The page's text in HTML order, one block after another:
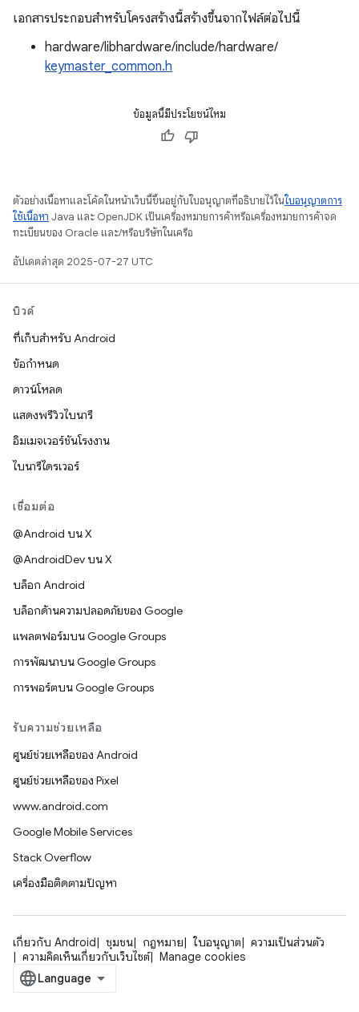
เอกสารประกอบสำหรับโครงสร้างนี้สร้างขึ้นจากไฟล์ต่อไปนี้
hardware/libhardware/include/hardware/
keymaster_common.h
ข้อมูลนี้มีประโยชน์ไหม
ตัวอย่างเนื้อหาและโค้ดในหน้าเว็บนี้ขึ้นอยู่กับใบอนุญาตที่อธิบายไว้ในใบอนุญาตการ
ใช้เนื้อหา Java และ OpenJDK เป็นเครื่องหมายการค้าหรือเครื่องหมายการค้าจด
ทะเบียนของ Oracle และ/หรือบริษัทในเครือ
อัปเดตล่าสุด 2025-07-27 UTC
บิวด์
ที่เก็บสำหรับ Android
ข้อกำหนด
ดาวน์โหลด
แสดงพรีวิวไบนารี
อิมเมจเวอร์ชันโรงงาน
ไบนารีไดรเวอร์
เชื่อมต่อ
@Android บน X
@AndroidDev บน X
บล็อก Android
บล็อกด้านความปลอดภัยของ Google
แพลตฟอร์มบน Google Groups
การพัฒนาบน Google Groups
การพอร์ตบน Google Groups
รับความช่วยเหลือ
ศูนย์ช่วยเหลือของ Android
ศูนย์ช่วยเหลือของ Pixel
www.android.com
Google Mobile Services
Stack Overflow
เครื่องมือติดตามปัญหา
เกี่ยวกับ Android ชุมชน กฎหมาย ใบอนุญาต
ความเป็นส่วนตัว
ความคิดเห็นเกี่ยวกับเว็บไซต์
Manage cookies